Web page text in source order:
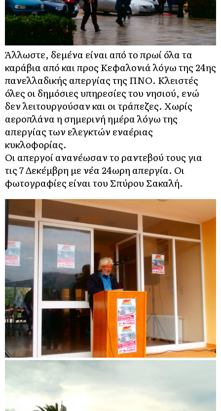
Άλλωστε, δεμένα είναι από το πρωί όλα τα
καράβια από και προς Κεφαλονιά λόγω της 24ης
πανελλαδικής απεργίας της ΠΝΟ. Κλειστές
όλες οι δημόσιες υπηρεσίες του νησιού, ενώ
δεν λειτουργούσαν και οι τράπεζες. Χωρίς
αεροπλάνα η σημερινή ημέραλόγω της
απεργίας των ελεγκτών εναέριας
κυκλοφορίας.
Οι απεργοί ανανέωσαν το ραντεβού τους για
τις 7 Δεκέμβρη με νέα 24ωρη απεργία. Οι
φωτογραφίες είναι του Σπύρου Σακαλή.